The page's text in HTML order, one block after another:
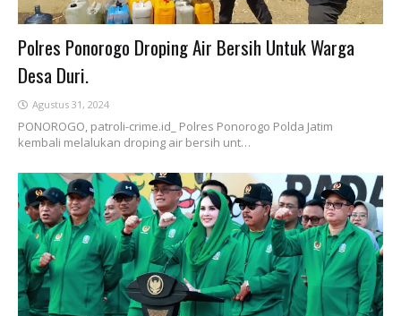
Polres Ponorogo Droping Air Bersih Untuk Warga
Desa Duri.
Agustus 31, 2024
PONOROGO, patroli-crime.id_ Polres Ponorogo Polda Jatim
kembali melalukan droping air bersih unt…